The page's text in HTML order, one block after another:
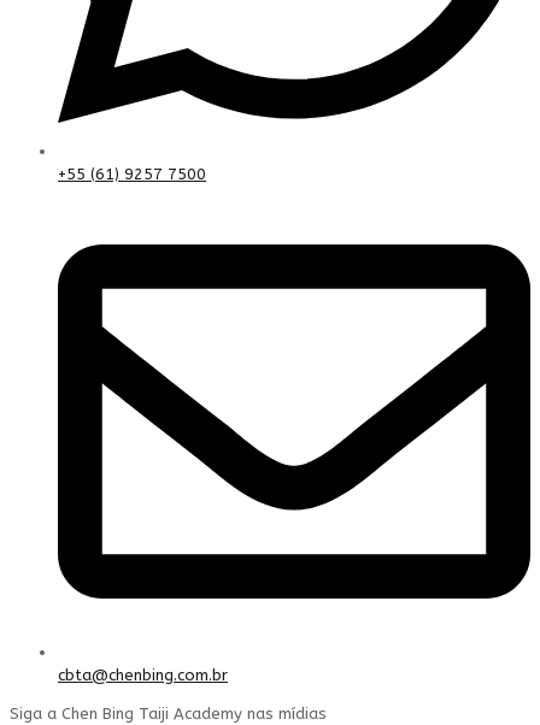
+55 (61) 9257 7500
cbta@chenbing.com.br
Siga a Chen Bing Taiji Academy nas mídias